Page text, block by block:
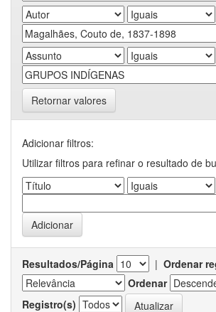
Retornar valores
Adicionar filtros:
Utilizar filtros para refinar o resultado de
Resultados/Página | Ordenar
Ordenar
Registro(s)